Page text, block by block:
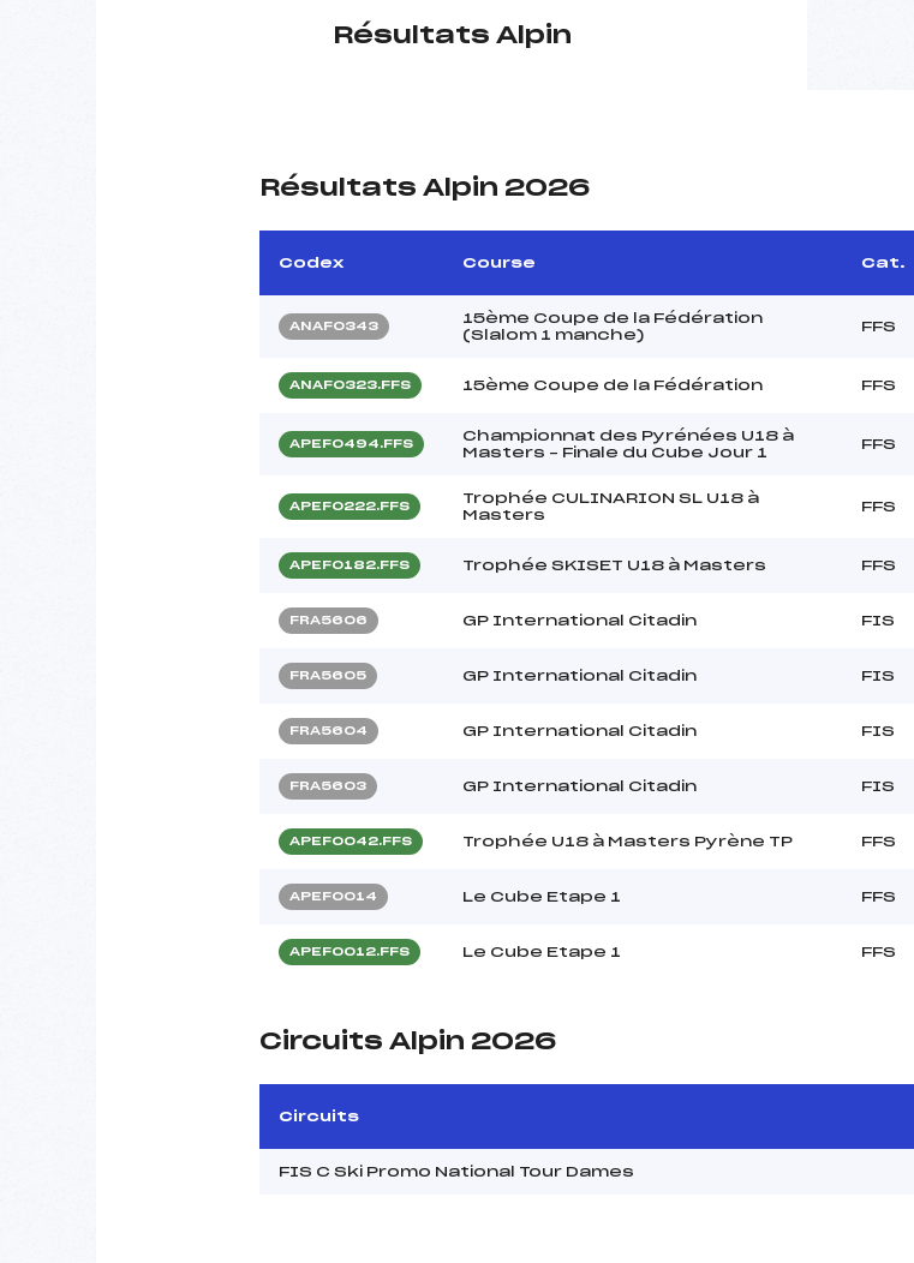
Résultats Alpin
Résultats Alpin 2026
Codex Course Cat.
ANAF0343
15ème Coupe de la Fédération
(Slalom 1 manche)
FFS
ANAF0323.FFS 15ème Coupe de la Fédération FFS
APEF0494.FFS
Championnat des Pyrénées U18 à
Masters – Finale du Cube Jour 1
FFS
APEF0222.FFS
Trophée CULINARION SL U18 à
Masters
FFS
APEF0182.FFS Trophée SKISET U18 à Masters FFS
FRA5606 GP International Citadin FIS
FRA5605 GP International Citadin FIS
FRA5604 GP International Citadin FIS
FRA5603 GP International Citadin FIS
APEF0042.FFS Trophée U18 à Masters Pyrène TP FFS
APEF0014 Le Cube Etape 1 FFS
APEF0012.FFS Le Cube Etape 1 FFS
Circuits Alpin 2026
Circuits
FIS C Ski Promo National Tour Dames